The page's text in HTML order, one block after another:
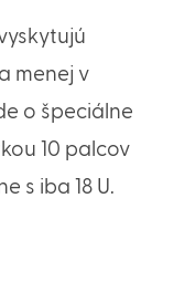
menej v
o špeciálne
10 palcov
s iba 18 U.